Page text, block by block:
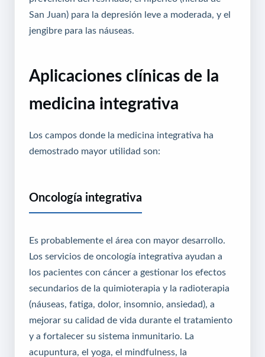
San Juan) para la depresión leve a moderada, y el
jengibre para las náuseas.
Aplicaciones clínicas de la
medicina integrativa
Los campos donde la medicina integrativa ha
demostrado mayor utilidad son:
Oncología integrativa
Es probablemente el área con mayor desarrollo.
Los servicios de oncología integrativa ayudan a
los pacientes con cáncer a gestionar los efectos
secundarios de la quimioterapia y la radioterapia
(náuseas, fatiga, dolor, insomnio, ansiedad), a
mejorar su calidad de vida durante el tratamiento
y a fortalecer su sistema inmunitario. La
acupuntura, el yoga, el mindfulness, la